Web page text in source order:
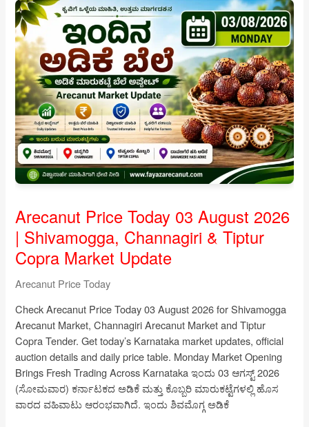
August
2026
|
Shivamogga,
Davangere
Hasi
Adike
&
Arsikere
Copra
Market
Update
Arecanut Price Today 03 August 2026
| Shivamogga, Channagiri & Tiptur
Copra Market Update
Arecanut Price Today
Check Arecanut Price Today 03 August 2026 for Shivamogga
Arecanut Market, Channagiri Arecanut Market and Tiptur
Copra Tender. Get today’s Karnataka market updates, official
auction details and daily price table. Monday Market Opening
Brings Fresh Trading Across Karnataka ಇಂದು 03 ಆಗಸ್ಟ್ 2026
(ಸೋಮವಾರ) ಕರ್ನಾಟಕದ ಅಡಿಕೆ ಮತ್ತು ಕೊಬ್ಬರಿ ಮಾರುಕಟ್ಟೆಗಳಲ್ಲಿ ಹೊಸ
ವಾರದ ವಹಿವಾಟು ಆರಂಭವಾಗಿದೆ. ಇಂದು ಶಿವಮೊಗ್ಗ ಅಡಿಕೆ